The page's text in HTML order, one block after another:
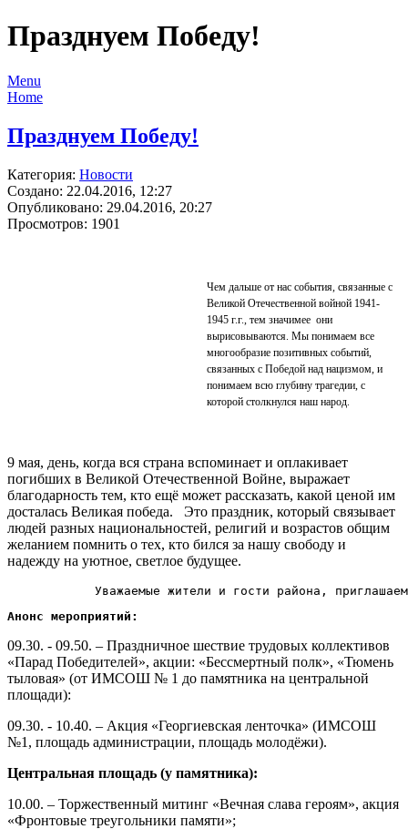
Празднуем Победу!
Menu
Home
Празднуем Победу!
Категория: Новости
Создано: 22.04.2016, 12:27
Опубликовано: 29.04.2016, 20:27
Просмотров: 1901
Чем дальше от нас события, связанные с
Великой Отечественной войной 1941-
1945 г.г., тем значимее они
вырисовываются. Мы понимаем все
многообразие позитивных событий,
связанных с Победой над нацизмом, и
понимаем всю глубину трагедии, с
которой столкнулся наш народ.
9 мая, день, когда вся страна вспоминает и оплакивает
погибших в Великой Отечественной Войне, выражает
благодарность тем, кто ещё может рассказать, какой ценой им
досталась Великая победа. Это праздник, который связывает
людей разных национальностей, религий и возрастов общим
желанием помнить о тех, кто бился за нашу свободу и
надежду на уютное, светлое будущее.
Уважаемые жители и гости района, приглашаем Вас
Анонс мероприятий:
09.30. - 09.50. – Праздничное шествие трудовых коллективов
«Парад Победителей», акции: «Бессмертный полк», «Тюмень
тыловая» (от ИМСОШ № 1 до памятника на центральной
площади):
09.30. - 10.40. – Акция «Георгиевская ленточка» (ИМСОШ
№1, площадь администрации, площадь молодёжи).
Центральная площадь (у памятника):
10.00. – Торжественный митинг «Вечная слава героям», акция
«Фронтовые треугольники памяти»;